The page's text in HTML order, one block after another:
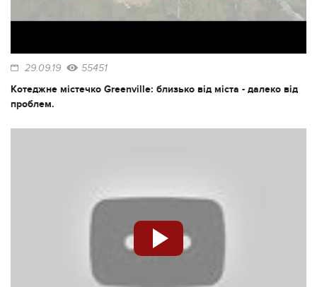
29.09.19 55451
Котеджне містечко Greenville: близько від міста - далеко від
проблем.